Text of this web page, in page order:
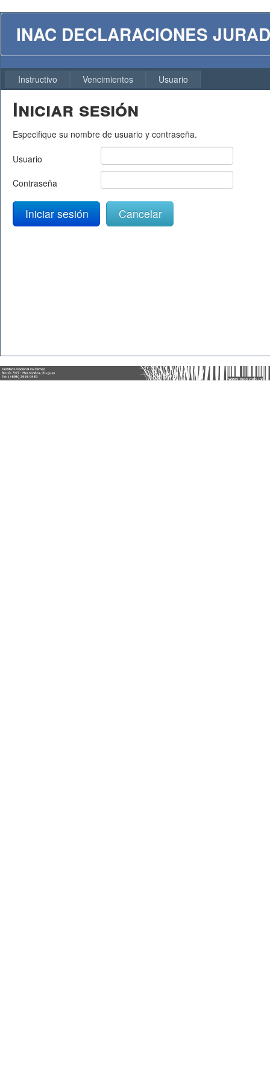
INAC DECLARACIONES
Instructivo Vencimientos Usuario
Iniciar sesión
Especifique su nombre de usuario y contraseña.
Usuario
Contraseña